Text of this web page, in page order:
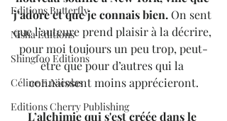
Editions Butterfly
Nisha Editions
Shingfoo Editions
Céline E.Nicolas
Editions Cherry Publishing
j’adore et que je connais bien. On sent
que l’auteure prend plaisir à la décrire,
pour moi toujours un peu trop, peut-
être que pour d’autres qui la
connaissent moins apprécieront.
L’alchimie qui s'est créée dans le